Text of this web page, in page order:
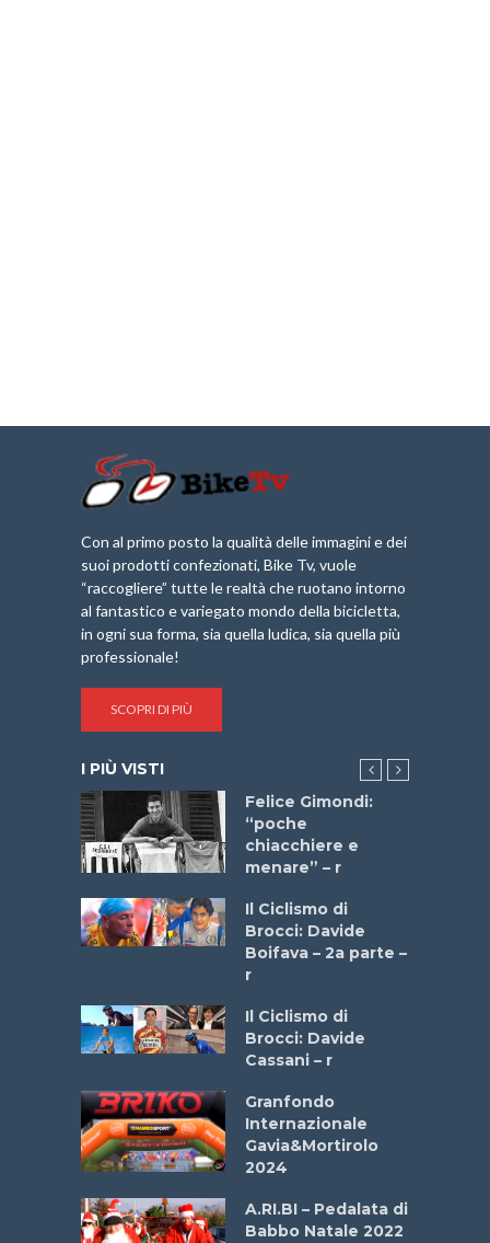
Con al primo posto la qualità delle immagini e dei
suoi prodotti confezionati, Bike Tv, vuole
“raccogliere” tutte le realtà che ruotano intorno
al fantastico e variegato mondo della bicicletta,
in ogni sua forma, sia quella ludica, sia quella più
professionale!
SCOPRI DI PIÙ
I PIÙ VISTI
Felice Gimondi:
“poche
chiacchiere e
menare” – r
Il Ciclismo di
Brocci: Davide
Boifava – 2a parte –
r
Il Ciclismo di
Brocci: Davide
Cassani – r
Granfondo
Internazionale
Gavia&Mortirolo
2024
A.RI.BI – Pedalata di
Babbo Natale 2022